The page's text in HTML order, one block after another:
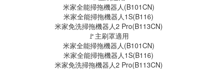
米家全能掃拖機器人(B101CN)
米家全能掃拖機器人1S(B116)
米家免洗掃拖機器人2 Pro(B113CN)
🚩主刷罩適用
米家全能掃拖機器人(B101CN)
米家全能掃拖機器人1S(B116)
米家免洗掃拖機器人2 Pro(B113CN)